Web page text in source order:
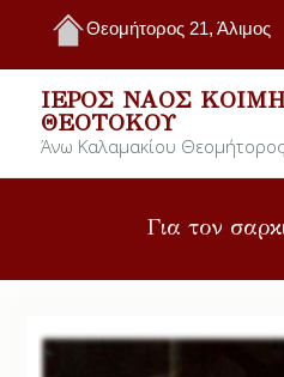
Θεομήτορος 21, Άλιμος
ΙΕΡΌΣ ΝΑΌΣ
ΘΕΟΤΌΚΟΥ
Άνω Καλαμακίου Θεομήτορος
Για τον